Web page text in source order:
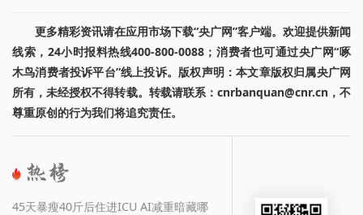
更多精彩资讯请在应用市场下载“央广网”客户端。欢迎提供新闻
线索，24小时报料热线400-800-0088；消费者也可通过央广网“啄
木鸟消费者投诉平台”线上投诉。版权声明：本文章版权归属央广网
所有，未经授权不得转载。转载请联系：cnrbanquan@cnr.cn，不
尊重原创的行为我们将追究责任。
45天暴瘦40斤后住进ICU AI减重暗藏哪